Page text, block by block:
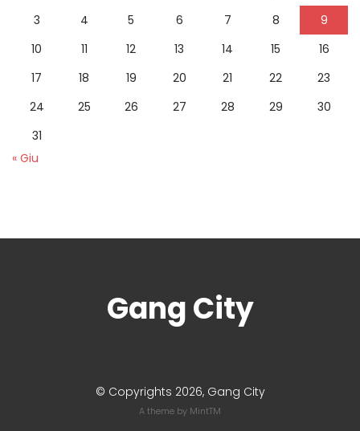
3
4 5 6 7 8
9
10
11 12 13 14 15
16
17
18 19 20 21 22
23
24
25 26 27 28 29
30
31
« Giu
Gang City
© Copyrights 2026, Gang City
A theme by MintTM